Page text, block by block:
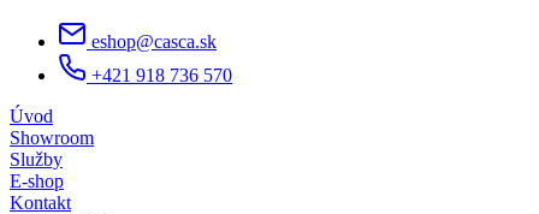
eshop@casca.sk
+421 918 736 570
Úvod
Showroom
Služby
E-shop
Kontakt